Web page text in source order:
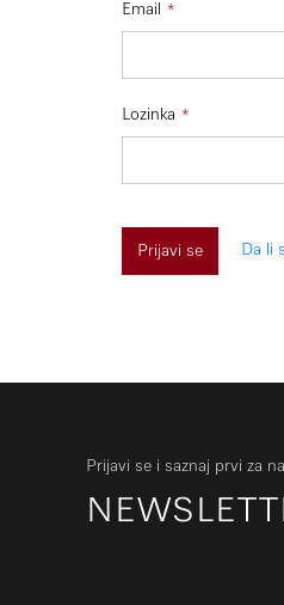
Email
Lozinka
Prijavi se Da li
Prijavi se i saznaj prvi za